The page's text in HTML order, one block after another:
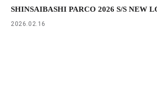
SHINSAIBASHI PARCO 2026 S/S NEW
2026.02.16